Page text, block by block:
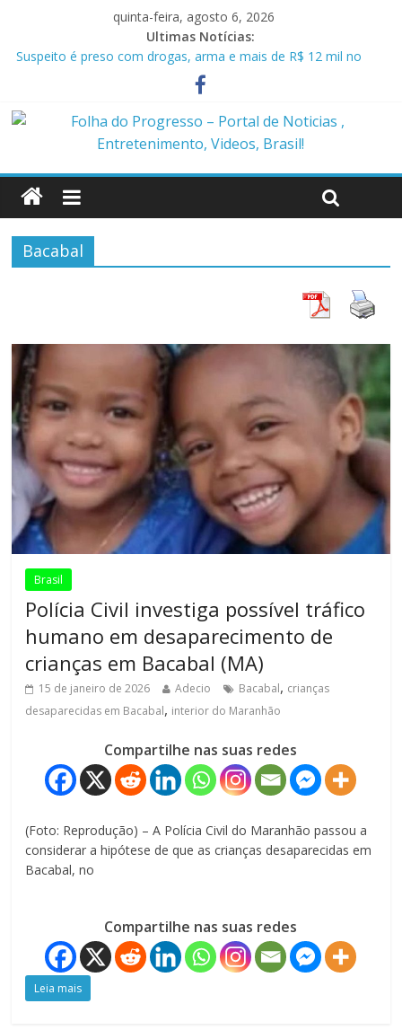
quinta-feira, agosto 6, 2026
Ultimas Notícias:
Suspeito é preso com drogas, arma e mais de R$ 12 mil no
Homem é preso em flagrante por ameaça e descumprimento
de medida protetiva em Benevides PA
Policiais militares são presos suspeitos de envolvimento em
assassinato de casal em Anapu
Polícia Civil prende condenado por estupro de vulnerável em
Marituba
Caçamba cai em rio após ponte ceder em Itaituba
Bacabal
Brasil
Polícia Civil investiga possível tráfico
humano em desaparecimento de
crianças em Bacabal (MA)
15 de janeiro de 2026 Adecio Bacabal, crianças
desaparecidas em Bacabal, interior do Maranhão
Compartilhe nas suas redes
(Foto: Reprodução) – A Polícia Civil do Maranhão passou a
considerar a hipótese de que as crianças desaparecidas em
Bacabal, no
Compartilhe nas suas redes
Leia mais